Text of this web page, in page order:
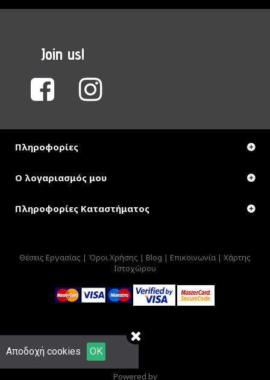
Join us!
Πληροφορίες
Ο λογαριασμός μου
Πληροφορίες Καταστήματος
Αποδοχή cookies OK
Θέσεις Εργασίας | Όροι Χρήσης | Blog | Επικοινωνία | Χάρτης
Ιστοχώρου
Powered by